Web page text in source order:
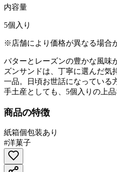
内容量
5個入り
※店舗により価格が異なる場合
バターとレーズンの豊かな風味
ズンサンドは、丁寧に選んだ気
一品。日頃お世話になっている
手土産としても、5個入りの上
商品の特徴
紙箱個包装あり
#洋菓子